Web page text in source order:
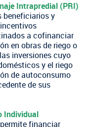
Intrapredial (PRI)
beneficiarios y
a cofinanciar
en obras de riego o
inversiones cuyo
y el riego
de autoconsumo
de sus
Individual
financiar